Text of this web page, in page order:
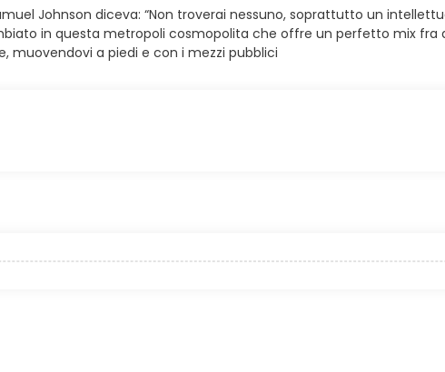
Johnson diceva: “Non troverai nessuno, soprattutto un
in questa metropoli cosmopolita che offre un perfetto mix
muovendovi a piedi e con i mezzi pubblici